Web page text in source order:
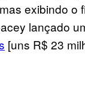
exibindo o
lançado
[uns R$ 23